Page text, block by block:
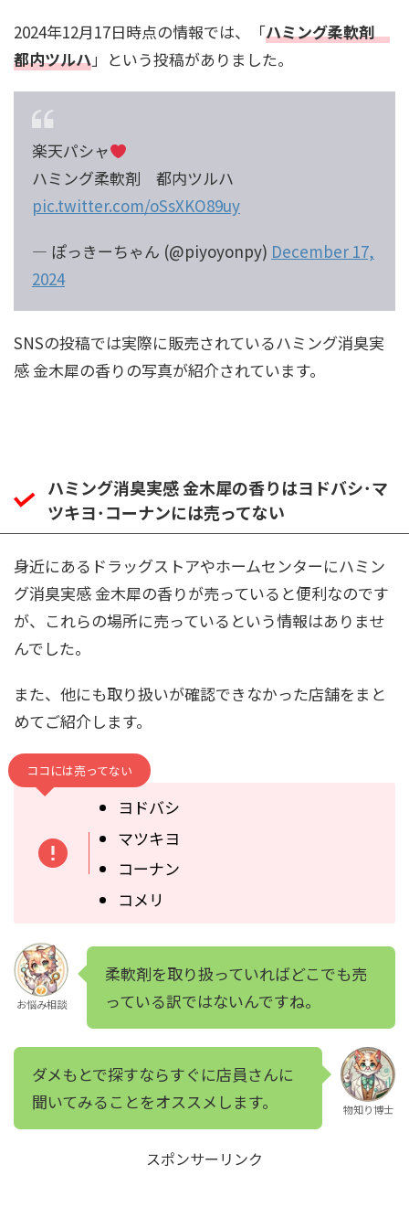
2024年12月17日時点の情報では、「ハミング柔軟剤
都内ツルハ」という投稿がありました。
楽天パシャ
ハミング柔軟剤 都内ツルハ
pic.twitter.com/oSsXKO89uy
— ぽっきーちゃん (@piyoyonpy) December 17,
2024
SNSの投稿では実際に販売されているハミング消臭実
感 金木犀の香りの写真が紹介されています。
ハミング消臭実感 金木犀の香りはヨドバシ･マ
ツキヨ･コーナンには売ってない
身近にあるドラッグストアやホームセンターにハミン
グ消臭実感 金木犀の香りが売っていると便利なのです
が、これらの場所に売っているという情報はありませ
んでした。
また、他にも取り扱いが確認できなかった店舗をまと
めてご紹介します。
ココには売ってない
ヨドバシ
マツキヨ
コーナン
コメリ
お悩み相談
柔軟剤を取り扱っていればどこでも売
っている訳ではないんですね。
ダメもとで探すならすぐに店員さんに
聞いてみることをオススメします。
物知り博士
スポンサーリンク